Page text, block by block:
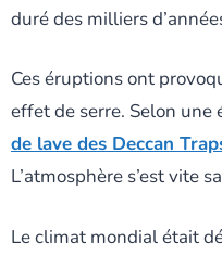
duré des milliers
Ces éruptions ont
effet de serre. Selon une
de lave des Deccan
L’atmosphère s’est vite
Le climat mondial était